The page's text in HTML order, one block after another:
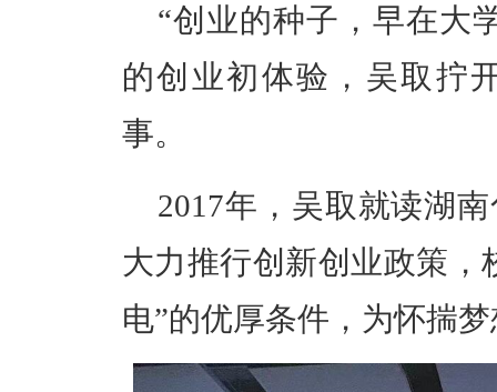
“创业的种子，早在大
的创业初体验，吴取拧
事。
2017年，吴取就读湖
大力推行创新创业政策，
电”的优厚条件，为怀揣